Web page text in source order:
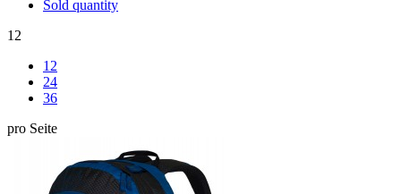
Sold quantity
12
12
24
36
pro Seite